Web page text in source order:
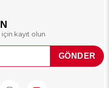
kayıt olun
GÖNDER